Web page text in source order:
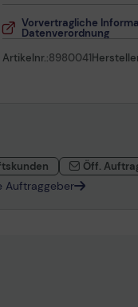
Vorvertragliche
Datenverordnung
Artikelnr.:8980041
Öff.
Auftraggeber